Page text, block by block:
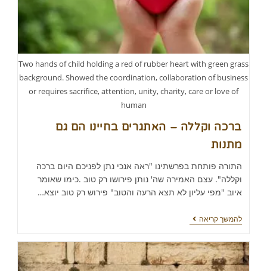
Two hands of child holding a red of rubber heart with green grass
background. Showed the coordination, collaboration of business
or requires sacrifice, attention, unity, charity, care or love of
human
ברכה וקללה – האתגרים בחיינו הם גם
מתנות
התורה פותחת בפרשתינו "ראה אנכי נתן לפניכם היום ברכה
וקללה". עצם האמירה שה' נותן פירושו רק טוב .כימו שאומר
איוב "מפי עליון לא תצא הרעה והטוב" פירוש רק טוב יוצא…
להמשך קריאה